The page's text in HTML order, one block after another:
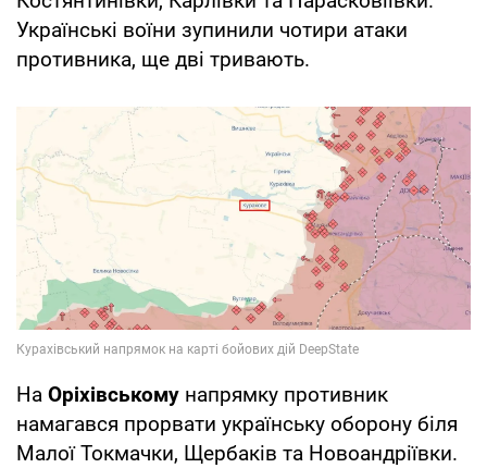
Українські воїни зупинили чотири атаки
противника, ще дві тривають.
На Оріхівському напрямку противник
намагався прорвати українську оборону біля
Малої Токмачки, Щербаків та Новоандріївки.